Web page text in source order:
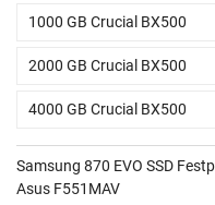
1000 GB Crucial BX500
2000 GB Crucial BX500
4000 GB Crucial BX500
Samsung 870 EVO SSD
Asus F551MAV